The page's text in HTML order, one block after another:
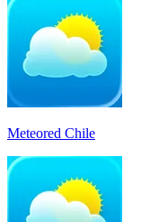
Meteored Chile